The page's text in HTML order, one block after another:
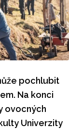
pochlubit
Na konci
ovocných
Univerzity